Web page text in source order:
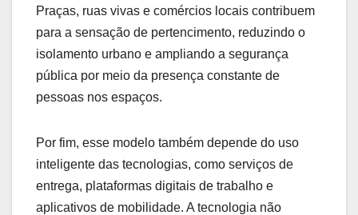
Praças, ruas vivas e comércios locais contribuem
para a sensação de pertencimento, reduzindo o
isolamento urbano e ampliando a segurança
pública por meio da presença constante de
pessoas nos espaços.
Por fim, esse modelo também depende do uso
inteligente das tecnologias, como serviços de
entrega, plataformas digitais de trabalho e
aplicativos de mobilidade. A tecnologia não